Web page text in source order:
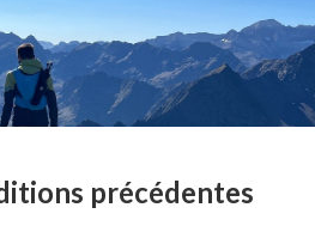
précédentes